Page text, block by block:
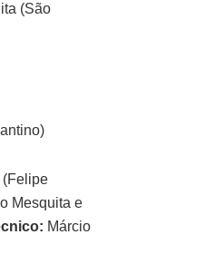
(São
(Felipe
Mesquita e
Márcio